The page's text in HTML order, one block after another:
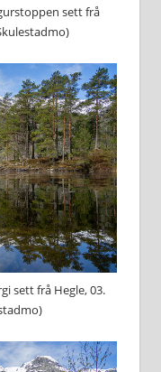
sett frå
sett frå Hegle, 03.